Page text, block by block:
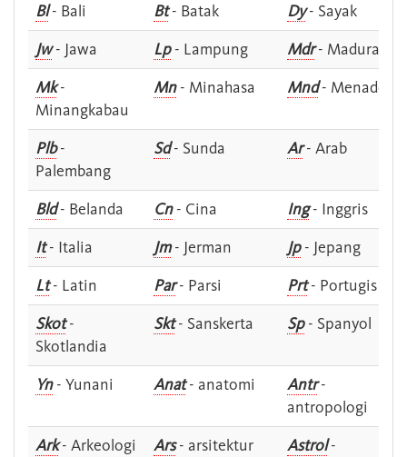
Bl- Bali Bt- Batak Dy- Sayak
Jw- Jawa Lp- Lampung Mdr- Madura
Mk-
Minangkabau
Mn- Minahasa Mnd- Menado
Plb-
Palembang
Sd- Sunda Ar- Arab
Bld- Belanda Cn- Cina Ing- Inggris
It- Italia Jm- Jerman Jp- Jepang
Lt- Latin Par- Parsi Prt- Portugis
Skot-
Skotlandia
Skt- Sanskerta Sp- Spanyol
Yn- Yunani Anat- anatomi Antr-
antropologi
Ark- Arkeologi Ars- arsitektur Astrol-